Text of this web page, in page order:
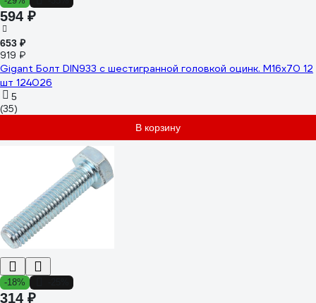
594 ₽
653 ₽
919 ₽
Gigant Болт DIN933 с шестигранной головкой оцинк. М16x70 12
шт 124026
5
(35)
В корзину
-18%
314 ₽